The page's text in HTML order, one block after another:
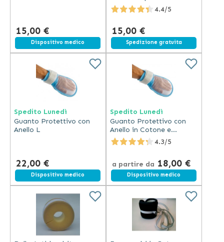
15,00 €
Spedizione gratuita
Dispositivo medico
Magnetici - Blu4.4/5
15,00 €
Spedizione gratuita
Spedito Lunedì
Guanto Protettivo con
Anello L
22,00 €
Dispositivo medico
Spedito Lunedì
Guanto Protettivo con
Anello in Cotone e
Schiuma -
Azzurro/Bianco
4.3/5
a partire da 18,00 €
Dispositivo medico